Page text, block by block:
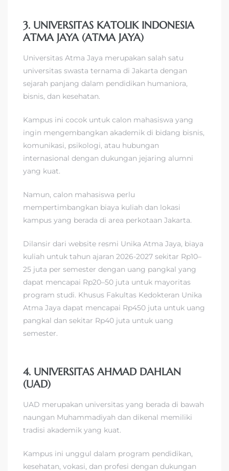
3. UNIVERSITAS KATOLIK INDONESIA
ATMA JAYA (ATMA JAYA)
Universitas Atma Jaya merupakan salah satu
universitas swasta ternama di Jakarta dengan
sejarah panjang dalam pendidikan humaniora,
bisnis, dan kesehatan.
Kampus ini cocok untuk calon mahasiswa yang
ingin mengembangkan akademik di bidang bisnis,
komunikasi, psikologi, atau hubungan
internasional dengan dukungan jejaring alumni
yang kuat.
Namun, calon mahasiswa perlu
mempertimbangkan biaya kuliah dan lokasi
kampus yang berada di area perkotaan Jakarta.
Dilansir dari website resmi Unika Atma Jaya, biaya
kuliah untuk tahun ajaran 2026-2027 sekitar Rp10–
25 juta per semester dengan uang pangkal yang
dapat mencapai Rp20–50 juta untuk mayoritas
program studi. Khusus Fakultas Kedokteran Unika
Atma Jaya dapat mencapai Rp450 juta untuk uang
pangkal dan sekitar Rp40 juta untuk uang
semester.
4. UNIVERSITAS AHMAD DAHLAN
(UAD)
UAD merupakan universitas yang berada di bawah
naungan Muhammadiyah dan dikenal memiliki
tradisi akademik yang kuat.
Kampus ini unggul dalam program pendidikan,
kesehatan, vokasi, dan profesi dengan dukungan